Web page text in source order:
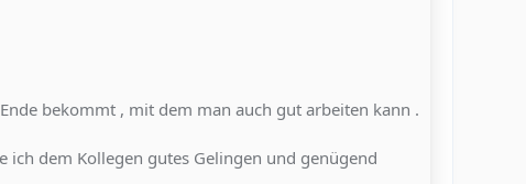
bekommt , mit dem man auch gut arbeiten kann .
ich dem Kollegen gutes Gelingen und genügend